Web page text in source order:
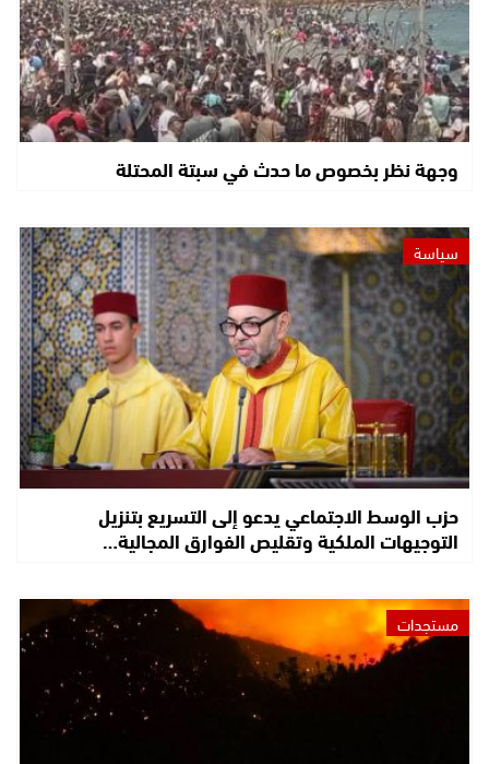
وجهة نظر بخصوص ما حدث في سبتة المحتلة
سياسة
حزب الوسط الاجتماعي يدعو إلى التسريع بتنزيل
التوجيهات الملكية وتقليص الفوارق المجالية…
مستجدات